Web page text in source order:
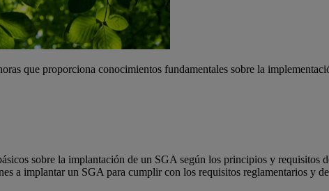
que proporciona conocimientos fundamentales sobre la
sobre la implantación de un SGA según los principios y
a implantar un SGA para cumplir con los requisitos reglamentarios y